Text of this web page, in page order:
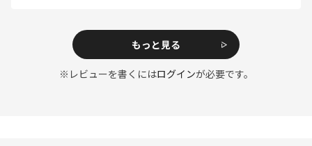
もっと見る
※レビューを書くにはログインが必要です。